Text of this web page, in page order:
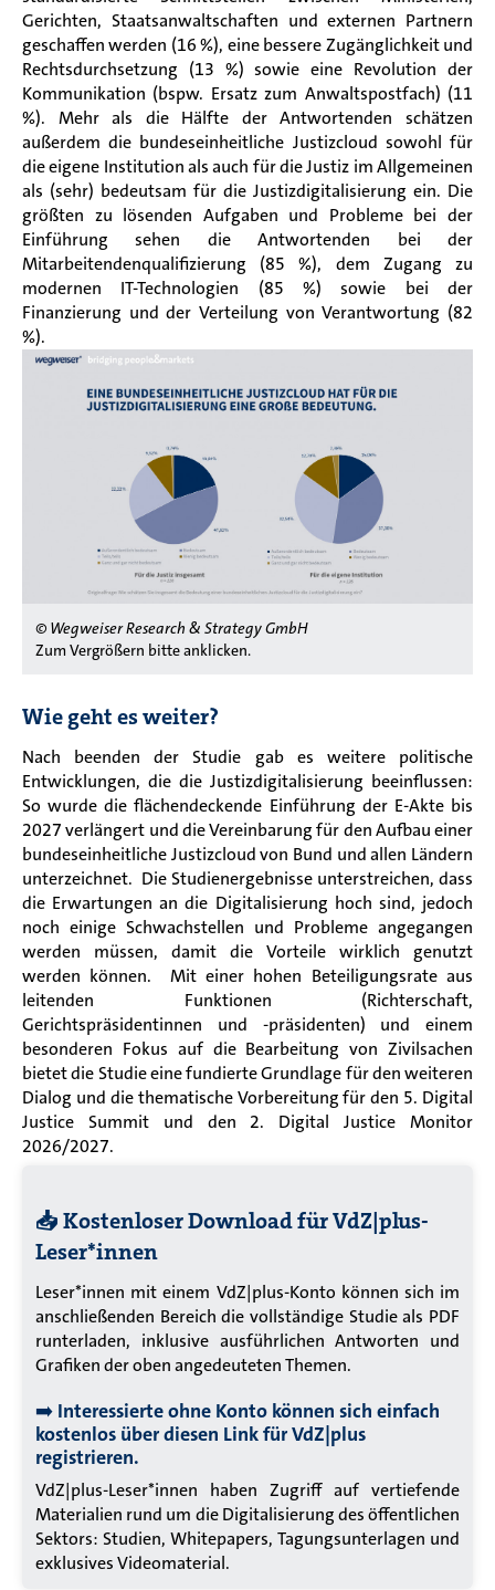
Gerichten, Staatsanwaltschaften und externen Partnern
geschaffen werden (16 %), eine bessere Zugänglichkeit und
Rechtsdurchsetzung (13 %) sowie eine Revolution der
Kommunikation (bspw. Ersatz zum Anwaltspostfach) (11
%). Mehr als die Hälfte der Antwortenden schätzen
außerdem die bundeseinheitliche Justizcloud sowohl für
die eigene Institution als auch für die Justiz im Allgemeinen
als (sehr) bedeutsam für die Justizdigitalisierung ein. Die
größten zu lösenden Aufgaben und Probleme bei der
Einführung sehen die Antwortenden bei der
Mitarbeitendenqualifizierung (85 %), dem Zugang zu
modernen IT-Technologien (85 %) sowie bei der
Finanzierung und der Verteilung von Verantwortung (82
%).
© Wegweiser Research & Strategy GmbH
Zum Vergrößern bitte anklicken.
Wie geht es weiter?
Nach beenden der Studie gab es weitere politische
Entwicklungen, die die Justizdigitalisierung beeinflussen:
So wurde die flächendeckende Einführung der E-Akte bis
2027 verlängert und die Vereinbarung für den Aufbau einer
bundeseinheitliche Justizcloud von Bund und allen Ländern
unterzeichnet. Die Studienergebnisse unterstreichen, dass
die Erwartungen an die Digitalisierung hoch sind, jedoch
noch einige Schwachstellen und Probleme angegangen
werden müssen, damit die Vorteile wirklich genutzt
werden können. Mit einer hohen Beteiligungsrate aus
leitenden Funktionen (Richterschaft,
Gerichtspräsidentinnen und -präsidenten) und einem
besonderen Fokus auf die Bearbeitung von Zivilsachen
bietet die Studie eine fundierte Grundlage für den weiteren
Dialog und die thematische Vorbereitung für den 5. Digital
Justice Summit und den 2. Digital Justice Monitor
2026/2027.
📥 Kostenloser Download für VdZ|plus-
Leser*innen
Leser*innen mit einem VdZ|plus-Konto können sich im
anschließenden Bereich die vollständige Studie als PDF
runterladen, inklusive ausführlichen Antworten und
Grafiken der oben angedeuteten Themen.
➡️ Interessierte ohne Konto können sich einfach
kostenlos über diesen Link für VdZ|plus
registrieren.
VdZ|plus-Leser*innen haben Zugriff auf vertiefende
Materialien rund um die Digitalisierung des öffentlichen
Sektors: Studien, Whitepapers, Tagungsunterlagen und
exklusives Videomaterial.